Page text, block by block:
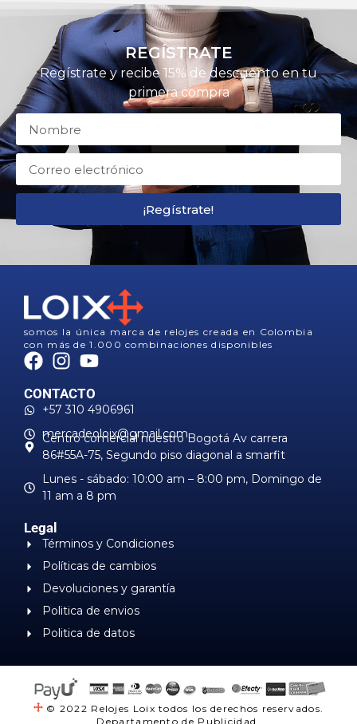
REGÍSTRATE
Regístrate y recibe 15% de descuento en tu
primera compra
¡Regístrate!
somos la única marca de relojes creada en Colombia
con más de 1.000 combinaciones disponibles
CONTACTO
+57 310 4906961
mercadeoloix@gmail.com
Centro comercial nuestro Bogotá Av carrera
86#55A-75, Segundo piso diagonal a smarfit
Lunes - sábado: 10:00 am – 8:00 pm, ​Domingo de
11 am a 8 pm
Legal
Términos y Condiciones
Políticas de cambios
Devoluciones y garantía
Politica de envios
Politica de datos
© 2022 Relojes Loix todos los derechos reservados.
Departamento de Publicidad.